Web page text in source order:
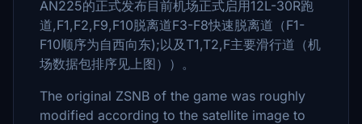
AN225的正式发布目前机场正式启用12L-30R跑
道,F1,F2,F9,F10脱离道F3-F8快速脱离道（F1-
F10顺序为自西向东);以及T1,T2,F主要滑行道（机
场数据包排序见上图））。
The original ZSNB of the game was roughly
modified according to the satellite image to